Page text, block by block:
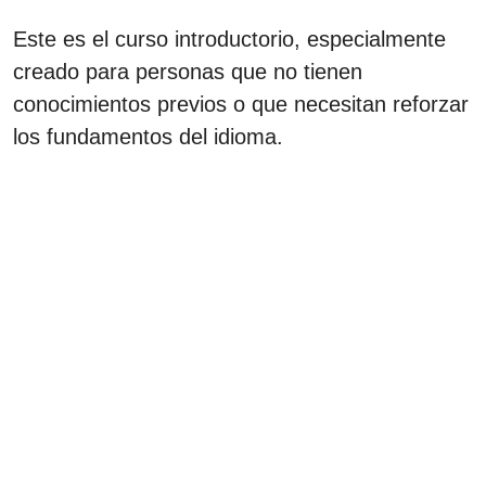
Este es el curso introductorio, especialmente
creado para personas que no tienen
conocimientos previos o que necesitan reforzar
los fundamentos del idioma.